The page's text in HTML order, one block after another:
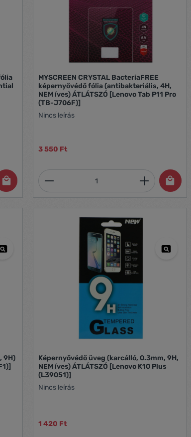
meg a kívánt mennyiséget,
MYSCREEN CRYSTAL BacteriaFREE
képernyővédő fólia (antibakteriális, 4H,
NEM íves) ÁTLÁTSZÓ [Lenovo Tab P11 Pro
(TB-J706F)]
Nincs leírás
3 550 Ft
Termékmennyiség: Adja
9H)
Képernyővédő üveg (karcálló, 0.3mm, 9H,
NEM íves) ÁTLÁTSZÓ [Lenovo K10 Plus
(L39051)]
Nincs leírás
1 420 Ft